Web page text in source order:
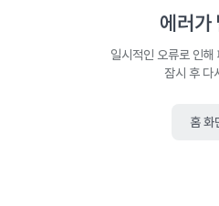
에러가
일시적인 오류로 인해
잠시 후 다
홈 화